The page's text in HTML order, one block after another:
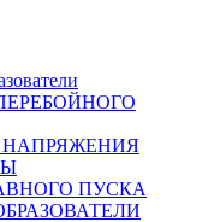
НАПРЯЖЕНИЯ
ПУСКА